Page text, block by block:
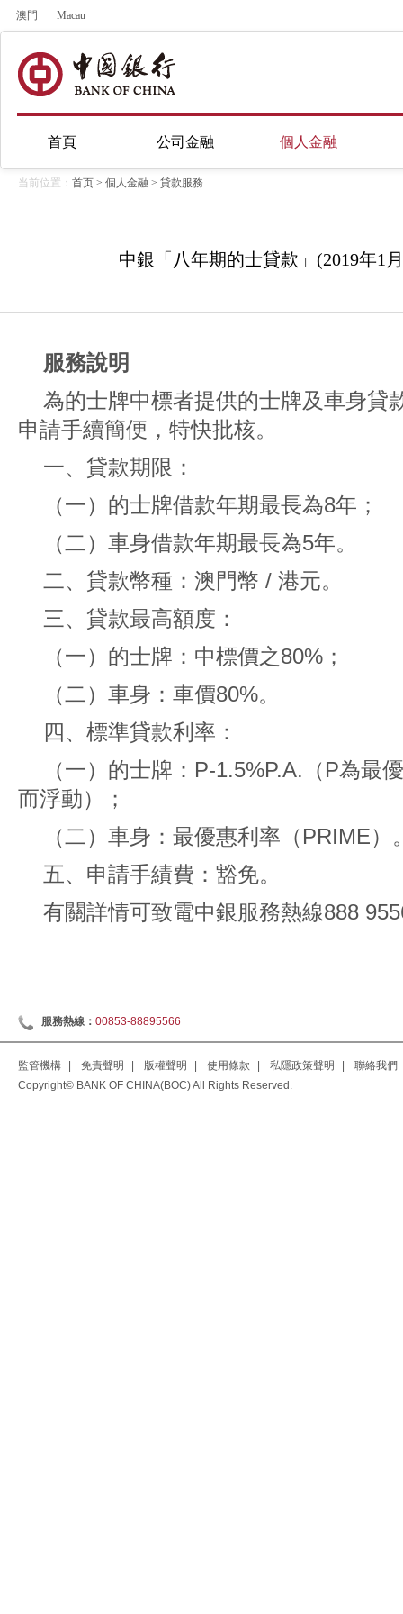
澳門 Macau
首頁 公司金融 個人金融
当前位置： 首页 > 個人金融 > 貸款服務
中銀「八年期的士貸款」(2019年1
服務說明
為的士牌中標者提供的士牌及車身貸
申請手續簡便，特快批核。
一、貸款期限：
（一）的士牌借款年期最長為8年；
（二）車身借款年期最長為5年。
二、貸款幣種：澳門幣 / 港元。
三、貸款最高額度：
（一）的士牌：中標價之80%；
（二）車身：車價80%。
四、標準貸款利率：
（一）的士牌：P-1.5%P.A.（P為最
而浮動）；
（二）車身：最優惠利率（PRIME）
五、申請手績費：豁免。
有關詳情可致電中銀服務熱線888
服務熱線： 00853-88895566
監管機構 免責聲明 版權聲明 使用條款 私隱政策聲明
聯絡我們
Copyright© BANK OF CHINA(BOC) All Rights Reserved.